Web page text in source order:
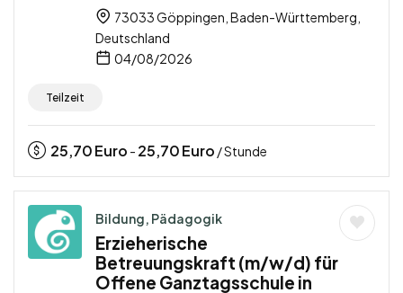
73033 Göppingen, Baden-Württemberg,
Deutschland
04/08/2026
Teilzeit
25,70Euro - 25,70Euro / Stunde
Bildung, Pädagogik
Erzieherische
Betreuungskraft (m/w/d) für
Offene Ganztagsschule in